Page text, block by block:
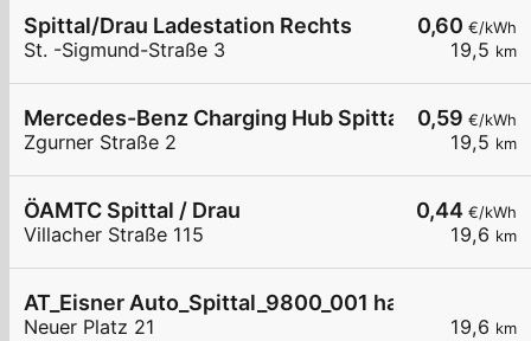
0,60 €/kWh
19,5 km
Spittal/Drau Ladestation Rechts
St. -Sigmund-Straße 3
0,59 €/kWh
19,5 km
Mercedes-Benz Charging Hub Spittal an der Drau
Zgurner Straße 2
0,44 €/kWh
19,6 km
ÖAMTC Spittal / Drau
Villacher Straße 115
19,6 km
AT_Eisner Auto_Spittal_9800_001 halb öffentlich
Neuer Platz 21